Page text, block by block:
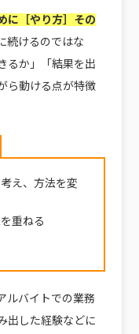
に［やり方］その
続けるのではな
るか」「結果を出
ら動ける点が特徴
え、方法を変
重ねる
ルバイトでの業務
出した経験などに